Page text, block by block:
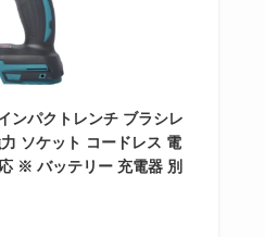
ンパクトレンチ ブラシレ
ソケット コードレス 電
※ バッテリー 充電器 別